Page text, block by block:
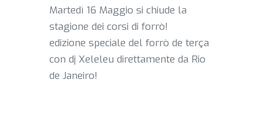
Martedì 16 Maggio si chiude la
stagione dei corsi di forrò!
edizione speciale del forrò de terça
con dj Xeleleu direttamente da Rio
de Janeiro!